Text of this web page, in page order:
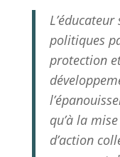
politiques
protection
qu’à la
d’action